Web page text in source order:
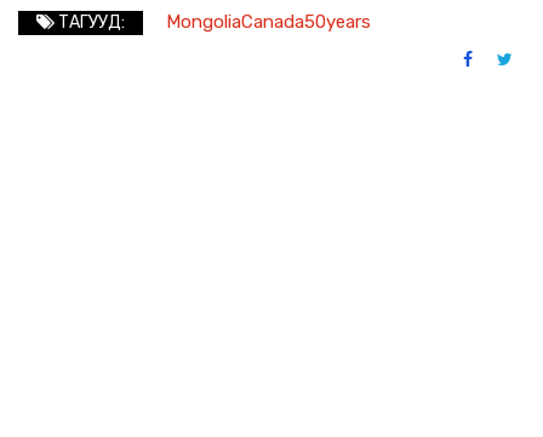
ТАГУУД: MongoliaCanada50years